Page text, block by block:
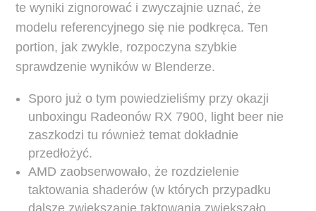
te wyniki zignorować i zwyczajnie uznać, że
modelu referencyjnego się nie podkręca. Ten
portion, jak zwykle, rozpoczyna szybkie
sprawdzenie wyników w Blenderze.
Sporo już o tym powiedzieliśmy przy okazji
unboxingu Radeonów RX 7900, light beer nie
zaszkodzi tu również temat dokładnie
przedłożyć.
AMD zaobserwowało, że rozdzielenie
taktowania shaderów (w których przypadku
dalsze zwiększanie taktowania zwiększało